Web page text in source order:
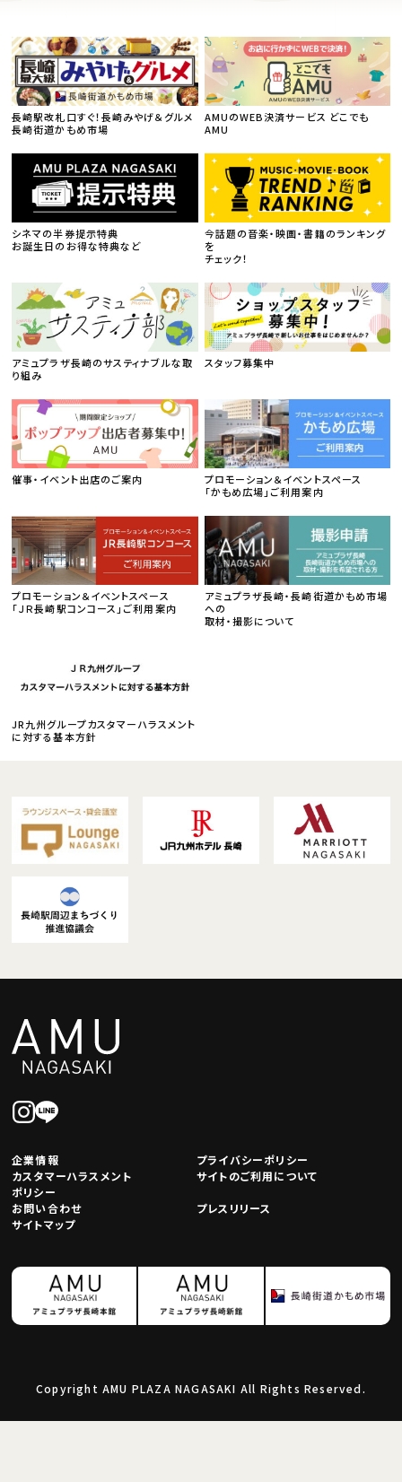
長崎駅改札口すぐ！長崎みやげ＆グルメ
長崎街道かもめ市場
AMUのWEB決済サービス どこでも
AMU
シネマの半券提示特典
お誕生日のお得な特典など
今話題の音楽・映画・書籍のランキング
を
チェック！
アミュプラザ長崎のサスティナブルな取
り組み
スタッフ募集中
催事・イベント出店のご案内
プロモーション＆イベントスペース
「かもめ広場」ご利用案内
プロモーション＆イベントスペース
「ＪＲ長崎駅コンコース」ご利用案内
アミュプラザ長崎・長崎街道かもめ市場
への
取材・撮影について
JR九州グループカスタマーハラスメント
に対する基本方針
企業情報
プライバシーポリシー
カスタマーハラスメント
ポリシー
サイトのご利用について
お問い合わせ
プレスリリース
サイトマップ
Copyright AMU PLAZA NAGASAKI All Rights Reserved.